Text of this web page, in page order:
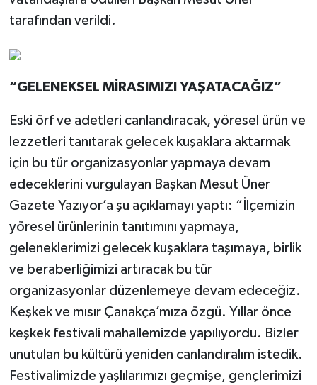
tarafından verildi.
“GELENEKSEL MİRASIMIZI YAŞATACAĞIZ”
Eski örf ve adetleri canlandıracak, yöresel ürün ve
lezzetleri tanıtarak gelecek kuşaklara aktarmak
için bu tür organizasyonlar yapmaya devam
edeceklerini vurgulayan Başkan Mesut Üner
Gazete Yazıyor’a şu açıklamayı yaptı: “İlçemizin
yöresel ürünlerinin tanıtımını yapmaya,
geleneklerimizi gelecek kuşaklara taşımaya, birlik
ve beraberliğimizi artıracak bu tür
organizasyonlar düzenlemeye devam edeceğiz.
Keşkek ve mısır Çanakça’mıza özgü. Yıllar önce
keşkek festivali mahallemizde yapılıyordu. Bizler
unutulan bu kültürü yeniden canlandıralım istedik.
Festivalimizde yaşlılarımızı geçmişe, gençlerimizi